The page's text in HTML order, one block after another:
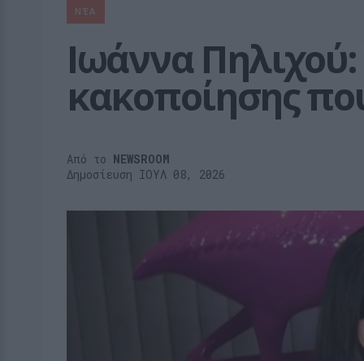
ΝΈΑ
Ιωάννα
κακοποίησης
Από το NEWSROOM
Δημοσίευση ΙΟΥΛ 08, 2026